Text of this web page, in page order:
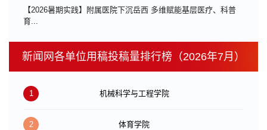
【2026暑期实践】附属医院下沉岳西 多维赋能基层医疗、科普
育...
新闻网各单位用稿投稿量排行榜（2026年7月）
1 机械科学与工程学院
2 体育学院